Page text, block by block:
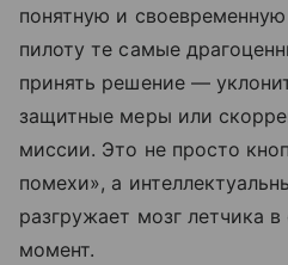
понятную и
пилоту те самые
принять решение —
защитные меры или
миссии. Это не просто
помехи», а
разгружает мозг летчика
момент.